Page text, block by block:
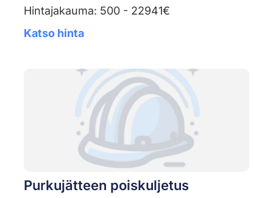
Hintajakauma: 500 - 22941€
Katso hinta
Purkujätteen poiskuljetus